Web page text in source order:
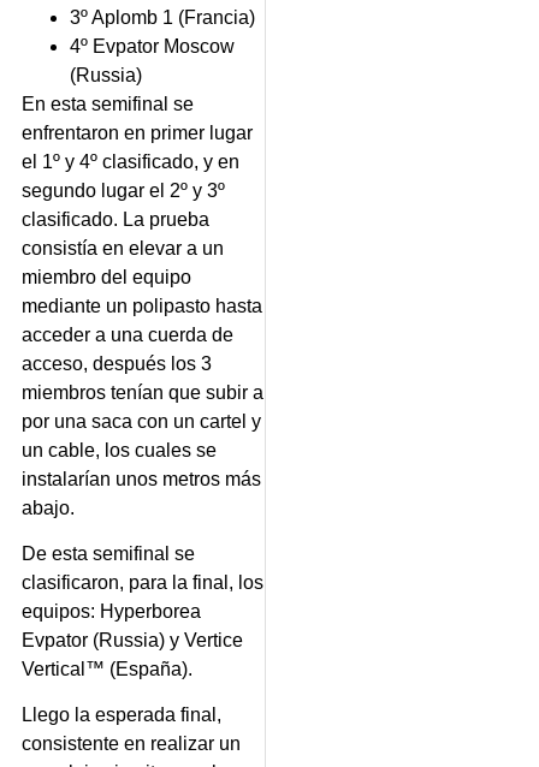
3º Aplomb 1 (Francia)
4º Evpator Moscow
(Russia)
En esta semifinal se
enfrentaron en primer lugar
el 1º y 4º clasificado, y en
segundo lugar el 2º y 3º
clasificado. La prueba
consistía en elevar a un
miembro del equipo
mediante un polipasto hasta
acceder a una cuerda de
acceso, después los 3
miembros tenían que subir a
por una saca con un cartel y
un cable, los cuales se
instalarían unos metros más
abajo.
De esta semifinal se
clasificaron, para la final, los
equipos: Hyperborea
Evpator (Russia) y Vertice
Vertical™ (España).
Llego la esperada final,
consistente en realizar un